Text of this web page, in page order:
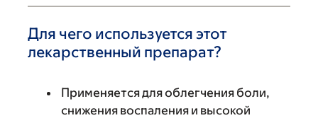
Для чего используется этот
лекарственный препарат?
Применяется для облегчения боли,
снижения воспаления и высокой